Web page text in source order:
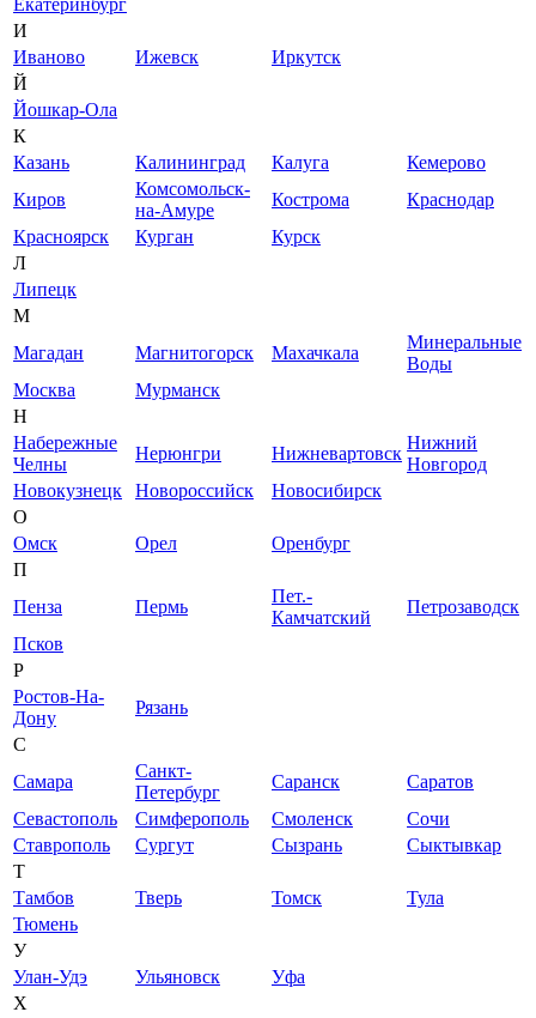
Екатеринбург
И
Иваново
Ижевск
Иркутск
Й
Йошкар-Ола
К
Казань
Калининград Калуга
Кемерово
Киров
Комсомольск-
на-Амуре
Кострома
Краснодар
Красноярск
Курган
Курск
Л
Липецк
М
Магадан
Магнитогорск Махачкала
Минеральные
Воды
Москва
Мурманск
Н
Набережные
Челны
Нерюнгри Нижневартовск
Нижний
Новгород
Новокузнецк
Новороссийск
Новосибирск
О
Омск
Орел
Оренбург
П
Пенза
Пермь
Пет.-
Камчатский
Петрозаводск
Псков
Р
Ростов-На-
Дону
Рязань
С
Самара
Санкт-
Петербург
Саранск
Саратов
Севастополь
Симферополь Смоленск
Сочи
Ставрополь
Сургут Сызрань
Сыктывкар
Т
Тамбов
Тверь Томск
Тула
Тюмень
У
Улан-Удэ
Ульяновск
Уфа
Х